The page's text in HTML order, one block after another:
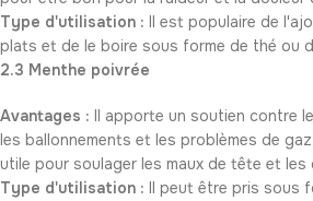
Type d'utilisation : Il est populaire de
plats et de le boire sous forme de thé ou
2.3 Menthe poivrée
Avantages : Il apporte un soutien contre
les ballonnements et les problèmes de
utile pour soulager les maux de tête et les
Type d'utilisation : Il peut être pris sous